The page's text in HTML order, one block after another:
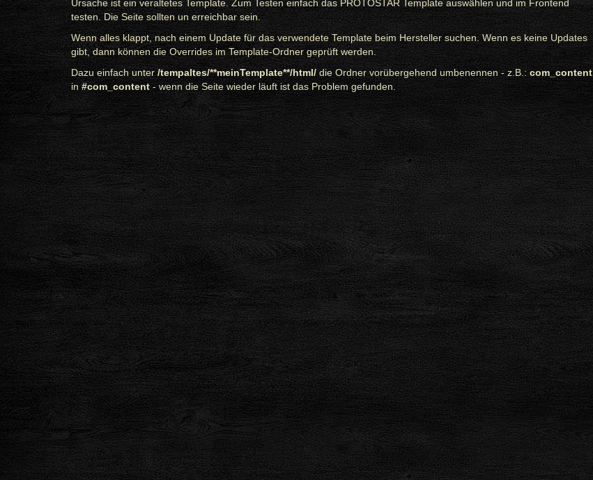
Ursache ist ein veraltetes Template. Zum Testen einfach das PROTOSTAR Template auswählen und im Frontend
testen. Die Seite sollten un erreichbar sein.
Wenn alles klappt, nach einem Update für das verwendete Template beim Hersteller suchen. Wenn es keine Updates
gibt, dann können die Overrides im Template-Ordner geprüft werden.
Dazu einfach unter/tempaltes/**meinTemplate**/html/ die Ordner vorübergehend umbenennen - z.B.: com_content
in #com_content - wenn die Seite wieder läuft ist das Problem gefunden.